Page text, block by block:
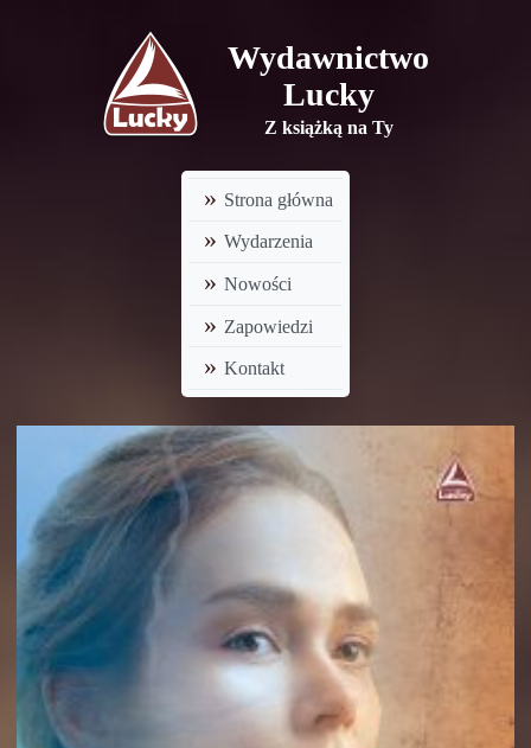
Wydawnictwo
Lucky
Z książką na Ty
Strona główna
Wydarzenia
Nowości
Zapowiedzi
Kontakt